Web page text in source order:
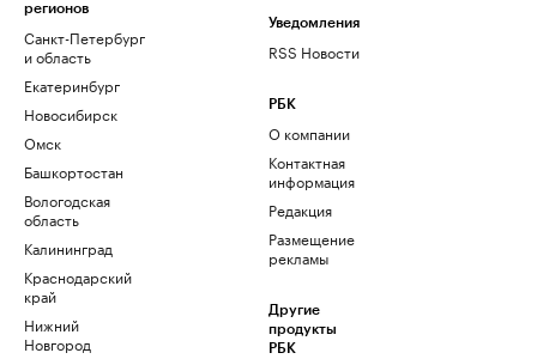
регионов
Санкт-Петербург
и область
Екатеринбург
Новосибирск
Омск
Башкортостан
Вологодская
область
Калининград
Краснодарский
край
Нижний
Новгород
Уведомления
RSS Новости
РБК
О компании
Контактная
информация
Редакция
Размещение
рекламы
Другие
продукты
РБК